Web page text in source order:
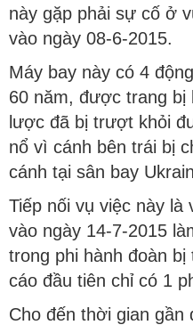
này gặp phải sự cố ở
vào ngày 08-6-2015.
Máy bay này có 4
60 năm, được trang bị
lược đã bị trượt khỏi
nổ vì cánh bên trái bị
cánh tại sân bay
Tiếp nối vụ việc này là
vào ngày 14-7-2015
trong phi hành đoàn
cáo đầu tiên chỉ có 1
Cho đến thời gian gần